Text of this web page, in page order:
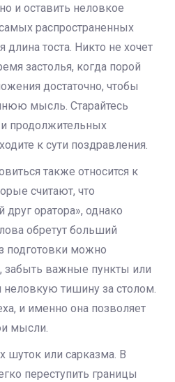
и оставить неловкое
распространенных
тоста. Никто не хочет
застолья, когда порой
достаточно, чтобы
мысль. Старайтесь
продолжительных
к сути поздравления.
также относится к
считают, что
оратора», однако
обретут больший
подготовки можно
забыть важные пункты или
неловкую тишину за столом.
и именно она позволяет
мысли.
шуток или сарказма. В
переступить границы